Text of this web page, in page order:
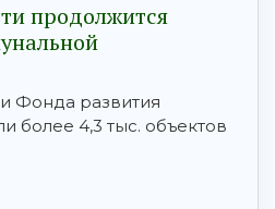
продолжится
Фонда развития
более 4,3 тыс. объектов